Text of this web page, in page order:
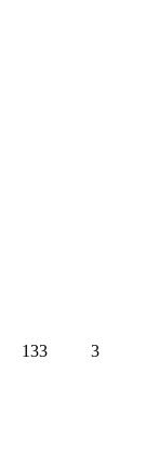
133 3